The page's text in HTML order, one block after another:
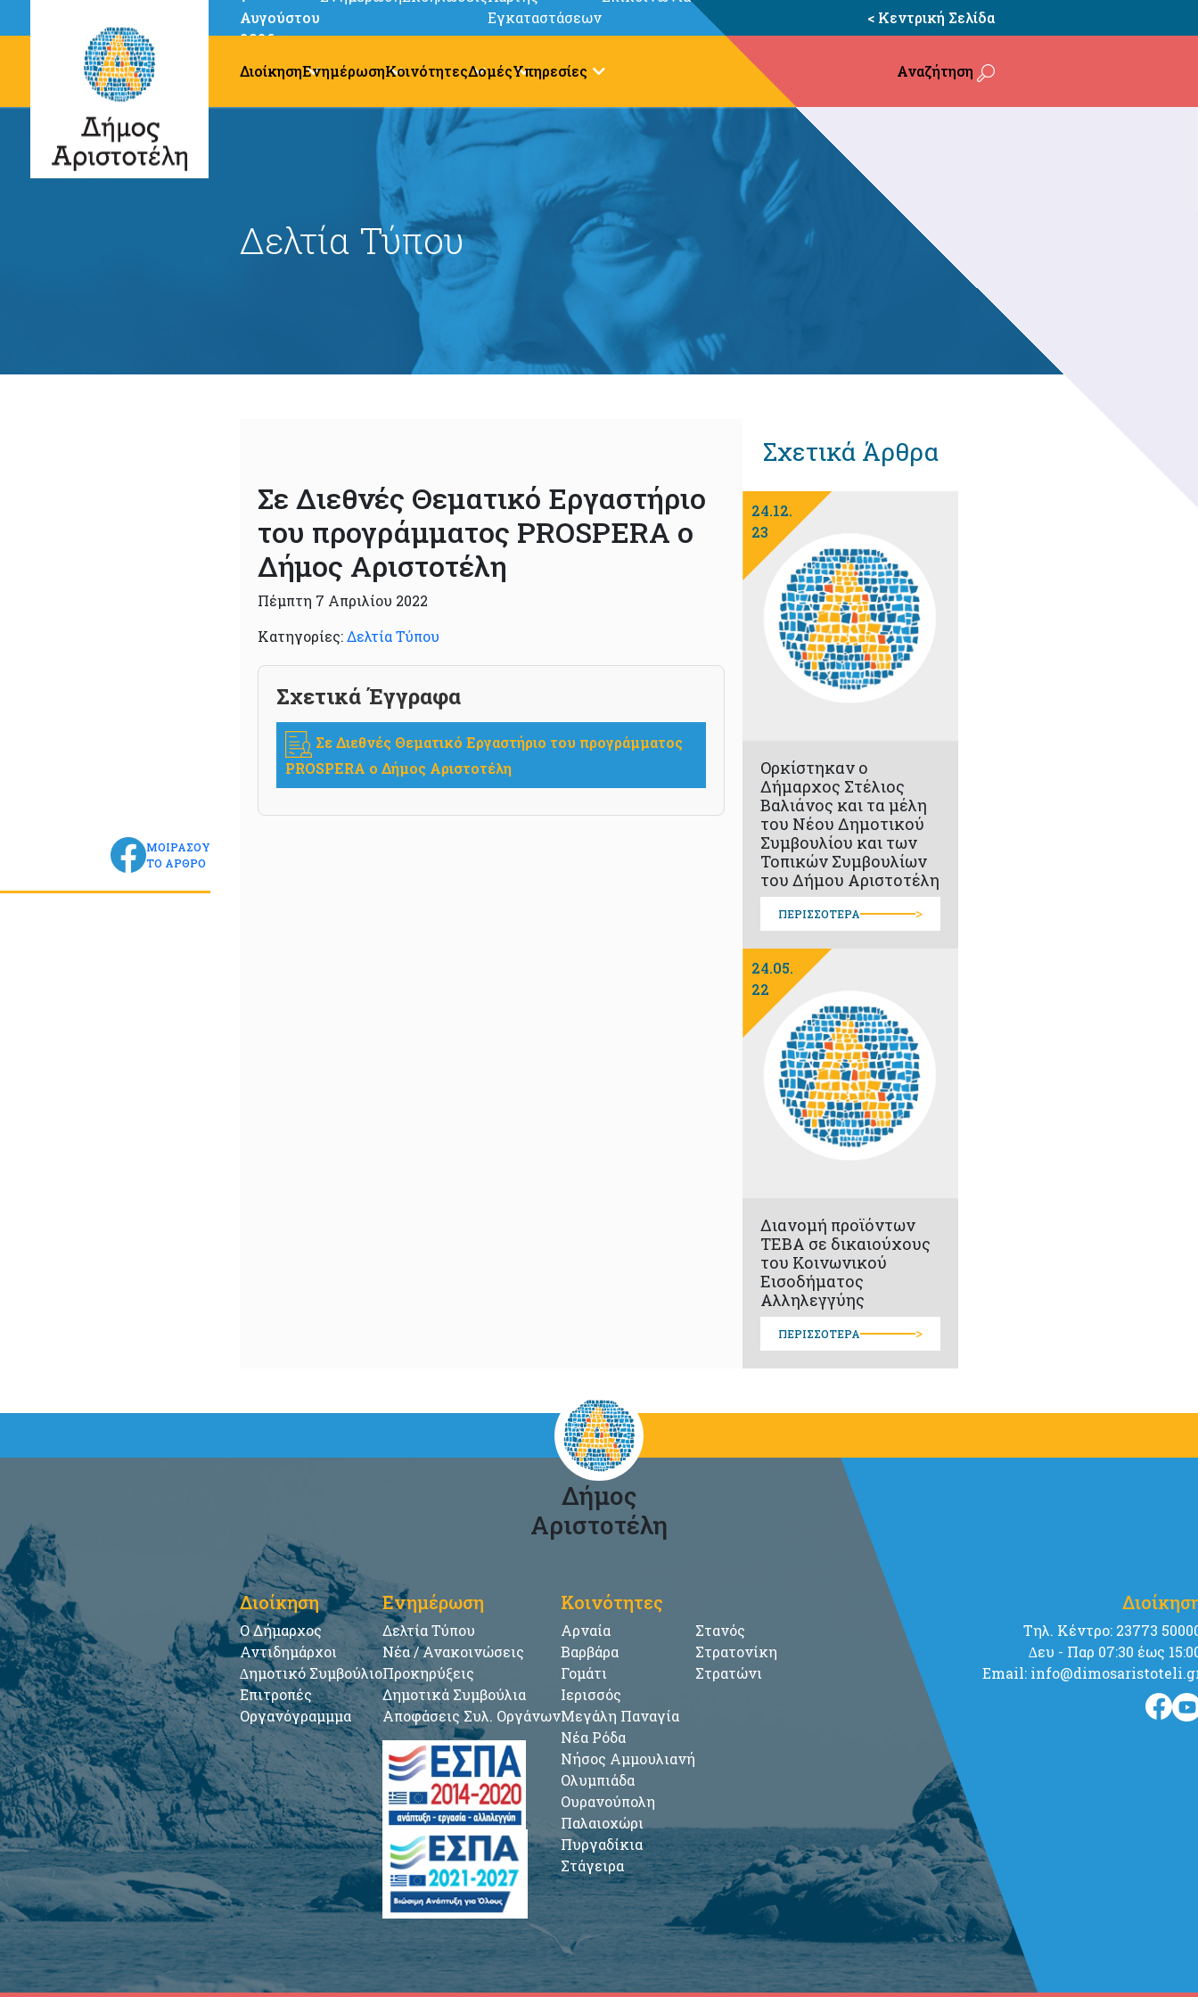
Αυγούστου
2026
Εγκαταστάσεων
< Κεντρική Σελίδα
ΔιοίκησηΕνημέρωσηΚοινότητεςΔομέςΥπηρεσίες Αναζήτηση
Δελτία Τύπου
Σε Διεθνές Θεματικό Εργαστήριο
του προγράμματος PROSPERA o
Δήμος Αριστοτέλη
Πέμπτη 7 Απριλίου 2022
Κατηγορίες:Δελτία Τύπου
Σχετικά Έγγραφα
Σε Διεθνές Θεματικό Εργαστήριο του προγράμματος
PROSPERA o Δήμος Αριστοτέλη
ΜΟΙΡΑΣΟΥ
ΤΟ ΑΡΘΡΟ
Σχετικά Άρθρα
24.12.
23
Ορκίστηκαν ο
Δήμαρχος Στέλιος
Βαλιάνος και τα μέλη
του Νέου Δημοτικού
Συμβουλίου και των
Τοπικών Συμβουλίων
του Δήμου Αριστοτέλη
ΠΕΡΙΣΣΟΤΕΡΑ >
24.05.
22
Διανομή προϊόντων
ΤΕΒΑ σε δικαιούχους
του Κοινωνικού
Εισοδήματος
Αλληλεγγύης
ΠΕΡΙΣΣΟΤΕΡΑ >
Δήμος
Αριστοτέλη
Διοίκηση
Ο Δήμαρχος
Αντιδημάρχοι
∆ημοτικό Συμβούλιο
Επιτροπές
Οργανόγραμμμα
Ενημέρωση
Δελτία Τύπου
Νέα / Ανακοινώσεις
Προκηρύξεις
Δημοτικά Συμβούλια
Αποφάσεις Συλ. Οργάνων
Κοινότητες
Αρναία
Βαρβάρα
Γομάτι
Ιερισσός
Μεγάλη Παναγία
Νέα Ρόδα
Νήσος Αμμουλιανή
Ολυμπιάδα
Ουρανούπολη
Παλαιοχώρι
Πυργαδίκια
Στάγειρα
Στανός
Στρατονίκη
Στρατώνι
Tηλ. Κέντρο: 23773
∆ευ - Παρ 07:30 έως
Email: